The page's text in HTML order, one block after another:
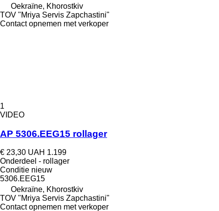
Oekraïne, Khorostkiv
TOV "Mriya Servis Zapchastini"
Contact opnemen met verkoper
1
VIDEO
AP 5306.EEG15 rollager
€ 23,30 UAH 1.199
Onderdeel - rollager
Conditie nieuw
5306.EEG15
Oekraïne, Khorostkiv
TOV "Mriya Servis Zapchastini"
Contact opnemen met verkoper